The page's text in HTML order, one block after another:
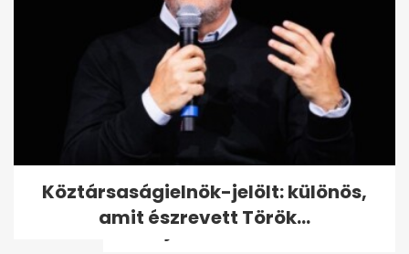
Az extrém hideg miatt már
figyelmeztetést adott ki az
OMSZ: jön a...
Köztársaságielnök-jelölt: különös,
amit észrevett Török...